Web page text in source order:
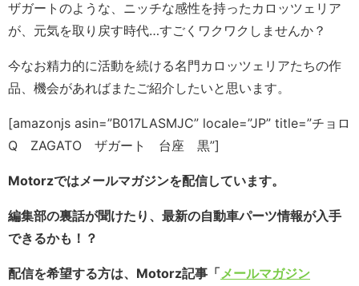
ザガートのような、ニッチな感性を持ったカロッツェリア
が、元気を取り戻す時代…すごくワクワクしませんか？
今なお精力的に活動を続ける名門カロッツェリアたちの作
品、機会があればまたご紹介したいと思います。
[amazonjs asin=”B017LASMJC” locale=”JP” title=”チョロ
Q ZAGATO ザガート 台座 黒”]
Motorzではメールマガジンを配信しています。
編集部の裏話が聞けたり、最新の自動車パーツ情報が入手
できるかも！？
配信を希望する方は、Motorz記事「メールマガジン